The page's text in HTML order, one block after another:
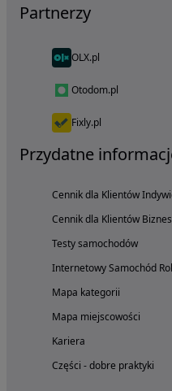
Partnerzy
OLX.pl
Otodom.pl
Fixly.pl
Przydatne
Cennik dla Klientów
Cennik dla Klientów
Testy samochodów
Internetowy Samochód
Mapa kategorii
Mapa miejscowości
Kariera
Części - dobre praktyki